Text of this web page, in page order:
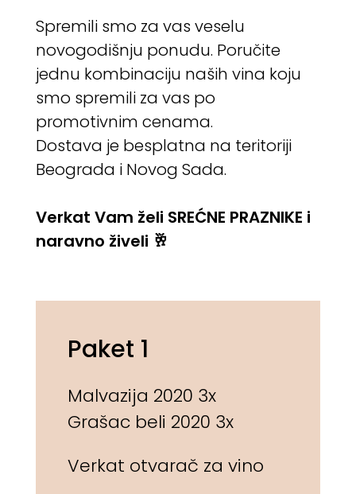
Spremili smo za vas veselu
novogodišnju ponudu. Poručite
jednu kombinaciju naših vina koju
smo spremili za vas po
promotivnim cenama.
Dostava je besplatna na teritoriji
Beograda i Novog Sada.
Verkat Vam želi SREĆNE PRAZNIKE i
naravno živeli 🥂
Paket 1
Malvazija 2020 3x
Grašac beli 2020 3x
Verkat otvarač za vino